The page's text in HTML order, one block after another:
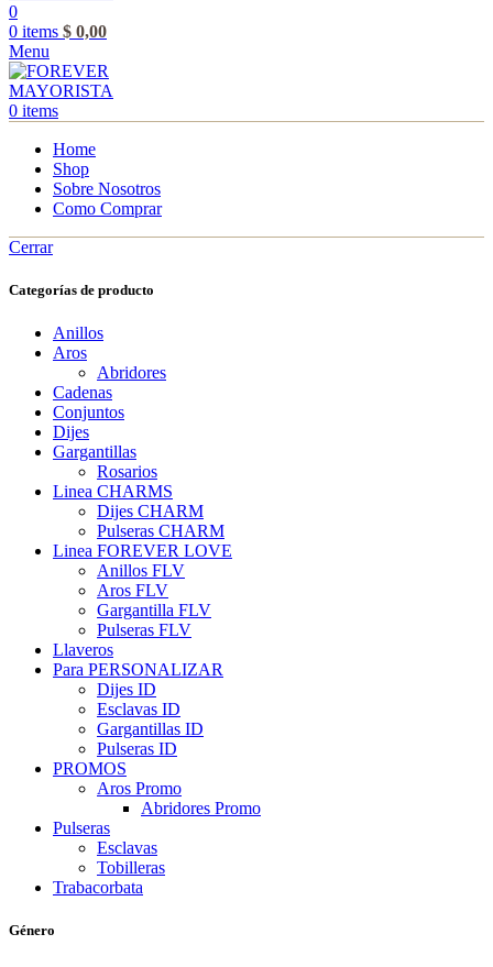
0
0 items $ 0,00
Menu
0 items
Home
Shop
Sobre Nosotros
Como Comprar
Cerrar
Categorías de producto
Anillos
Aros
Abridores
Cadenas
Conjuntos
Dijes
Gargantillas
Rosarios
Linea CHARMS
Dijes CHARM
Pulseras CHARM
Linea FOREVER LOVE
Anillos FLV
Aros FLV
Gargantilla FLV
Pulseras FLV
Llaveros
Para PERSONALIZAR
Dijes ID
Esclavas ID
Gargantillas ID
Pulseras ID
PROMOS
Aros Promo
Abridores Promo
Pulseras
Esclavas
Tobilleras
Trabacorbata
Género